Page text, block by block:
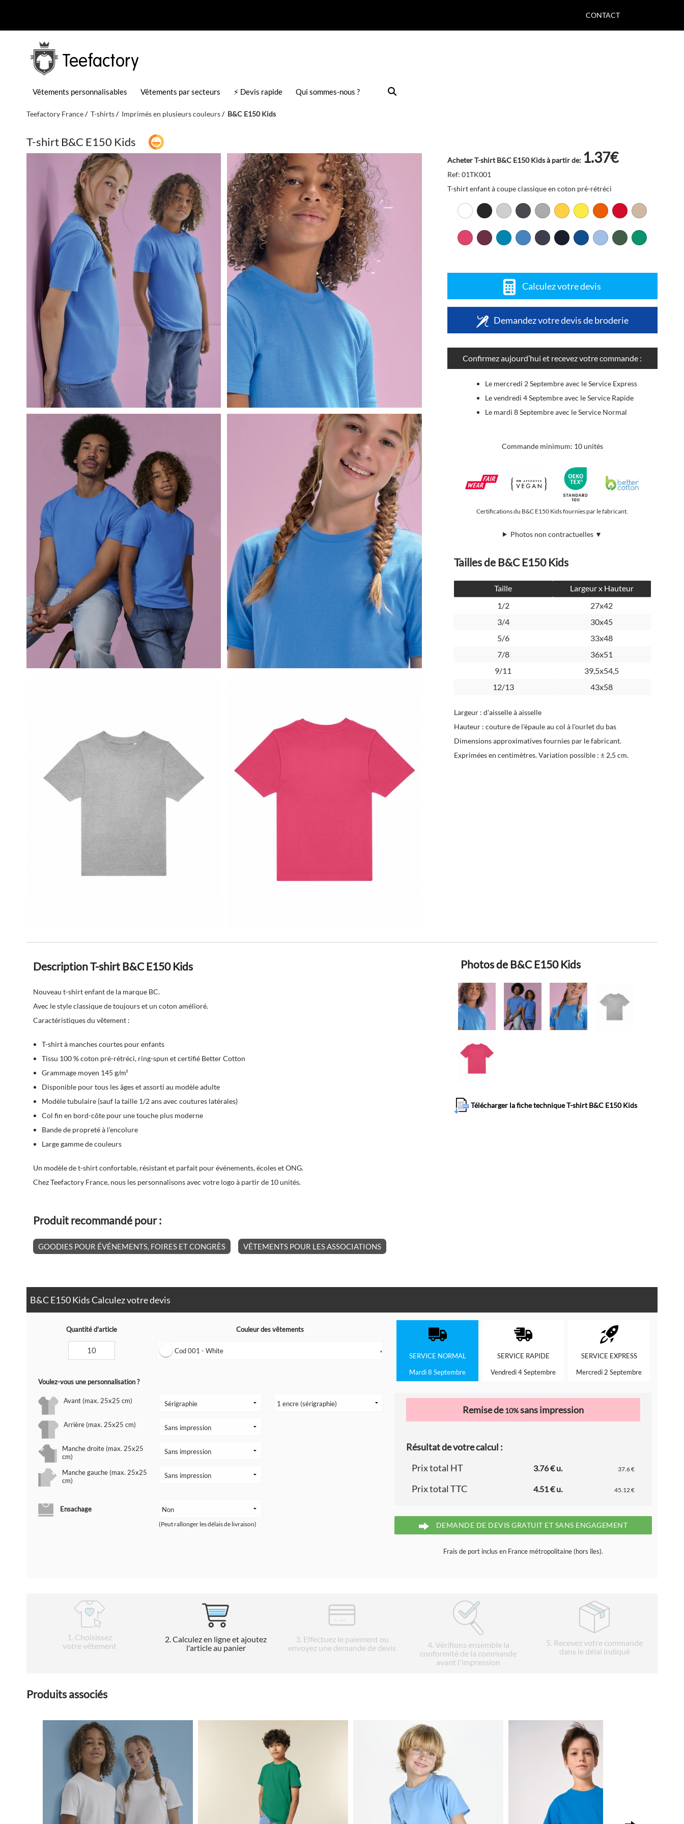
CONTACT
Teefactory
Vêtements personnalisables Vêtements par secteurs ⚡ Devis rapide Qui sommes-nous ?
Teefactory France T-shirts Imprimés en plusieurs couleurs B&C E150 Kids
T-shirt B&C E150 Kids
Acheter T-shirt B&C E150 Kids à partir de: 1.37€
Ref: 01TK001
T-shirt enfant à coupe classique en coton pré-rétréci
Calculez votre devis
Demandez votre devis de broderie
Confirmez aujourd’hui et recevez votre commande :
Le mercredi 2 Septembre avec le Service Express
Le vendredi 4 Septembre avec le Service Rapide
Le mardi 8 Septembre avec le Service Normal
Commande minimum: 10 unités
Certifications du B&C E150 Kids fournies par le fabricant.
Photos non contractuelles ▼
Tailles de B&C E150 Kids
Taille
Largeur x Hauteur
1/2
27x42
3/4
30x45
5/6
33x48
7/8
36x51
9/11
39,5x54,5
12/13
43x58
Largeur : d'aisselle à aisselle
Hauteur : couture de l'épaule au col à l'ourlet du bas
Dimensions approximatives fournies par le fabricant.
Exprimées en centimètres. Variation possible : ± 2,5 cm.
Description T-shirt B&C E150 Kids
Nouveau t-shirt enfant de la marque BC.
Avec le style classique de toujours et un coton amélioré.
Caractéristiques du vêtement :
T-shirt à manches courtes pour enfants
Tissu 100 % coton pré-rétréci, ring-spun et certifié Better Cotton
Grammage moyen 145 g/m²
Disponible pour tous les âges et assorti au modèle adulte
Modèle tubulaire (sauf la taille 1/2 ans avec coutures latérales)
Col fin en bord-côte pour une touche plus moderne
Bande de propreté à l’encolure
Large gamme de couleurs
Un modèle de t-shirt confortable, résistant et parfait pour événements, écoles et ONG.
Chez Teefactory France, nous les personnalisons avec votre logo à partir de 10 unités.
Produit recommandé pour :
GOODIES POUR ÉVÉNEMENTS, FOIRES ET CONGRÈS VÊTEMENTS POUR LES ASSOCIATIONS
Photos de B&C E150 Kids
Télécharger la fiche technique T-shirt B&C E150 Kids
B&C E150 Kids Calculez votre devis
Quantité d'article Couleur des vêtements
Cod 001 - White ▼
Voulez-vous une personnalisation ?
Avant (max. 25x25 cm)
Arrière (max. 25x25 cm)
Manche droite (max. 25x25
cm)
Manche gauche (max. 25x25
cm)
Ensachage
(Peut rallonger les délais de livraison)
SERVICE NORMAL
Mardi 8 Septembre
SERVICE RAPIDE
Vendredi 4 Septembre
SERVICE EXPRESS
Mercredi 2 Septembre
Remise de10%sans impression
Résultat de votre calcul :
Prix total HT
3.76 € u. 37.6 €
Prix total TTC 4.51 € u. 45.12 €
DEMANDE DE DEVIS GRATUIT ET SANS ENGAGEMENT
Frais de port inclus en France métropolitaine (hors îles).
1 . Choisissez
votre vêtement
2. Calculez en ligne et ajoutez
l'article au panier
3. Effectuez le paiement ou
envoyez une demande de devis
4. Vérifions ensemble la
conformité de la commande
avant l'impression
5. Recevez votre commande
dans le délai indiqué
Produits associés